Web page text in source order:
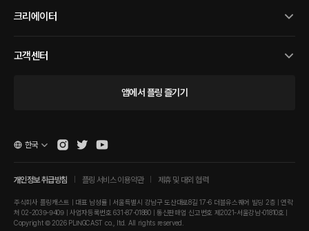
크리에이터
고객센터
앱에서 플링 즐기기
개인정보 취급방침 플링 서비스 이용약관 제휴 및 대외 협력
주식회사 플링캐스트 | 대표 남성률 | 서울특별시 강남구 도산대로8길 17-6 더블유스퀘어 빌딩 2층 | 연락
처 02-2039-9409 | 사업자등록번호 631-87-01880 | 통신판매업 신고번호 제2021-서울강남-01810호 |
Copyright © 2026 PLINGCAST co., ltd. All rights reserved.
한국